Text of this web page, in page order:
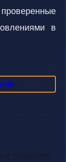
проверенные
в
и продавать